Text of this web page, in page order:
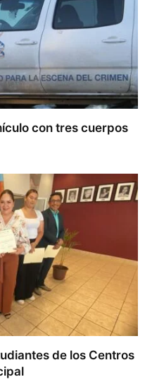
con tres cuerpos
de los Centros